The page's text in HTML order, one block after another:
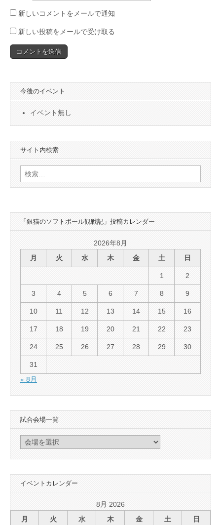
新しいコメントをメールで通知
新しい投稿をメールで受け取る
今後のイベント
イベント無し
サイト内検索
検
索:
「銀猫のソフトボール観戦記」投稿カレンダー
2026年8月
月
火 水 木 金 土 日
1 2
3 4 5 6 7 8 9
10 11 12 13 14 15 16
17 18 19 20 21 22 23
24 25 26 27 28 29 30
31
« 8月
試合会場一覧
イベントカレンダー
8月 2026
月
火 水 木 金 土 日